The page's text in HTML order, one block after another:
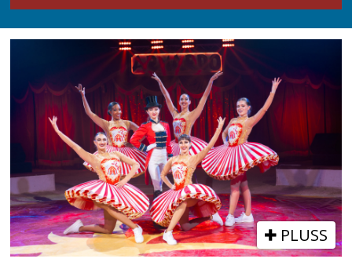
PLUSS